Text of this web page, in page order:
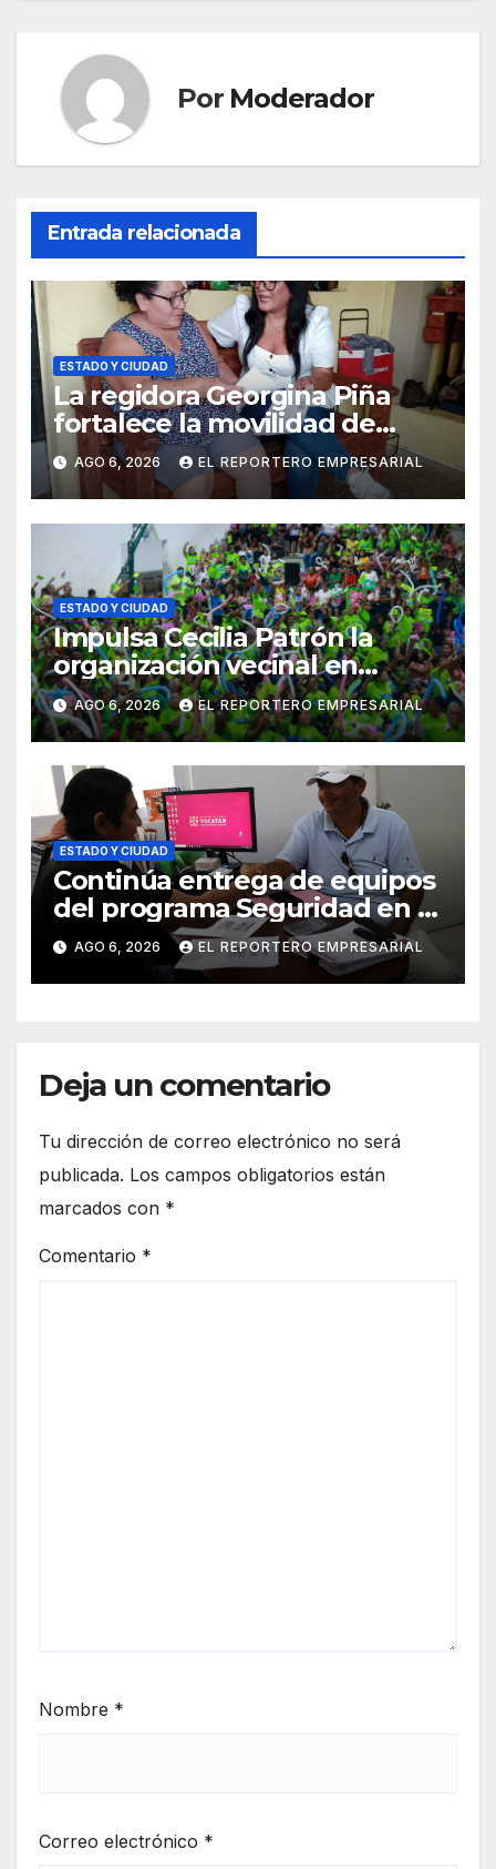
Por Moderador
Entrada relacionada
ESTADO Y CIUDAD
La regidora Georgina Piña
fortalece la movilidad de
adultos mayores con la
entrega de aparatos
ortopédicos
AGO 6, 2026 EL REPORTERO EMPRESARIAL
ESTADO Y CIUDAD
Impulsa Cecilia Patrón la
organización vecinal en
Mérida y suma a comités de
vigilancia en la prevención
social del delito
AGO 6, 2026 EL REPORTERO EMPRESARIAL
ESTADO Y CIUDAD
Continúa entrega de equipos
del programa Seguridad en el
Mar
AGO 6, 2026 EL REPORTERO EMPRESARIAL
Deja un comentario
Tu dirección de correo electrónico no será
publicada. Los campos obligatorios están
marcados con *
Comentario *
Nombre *
Correo electrónico *